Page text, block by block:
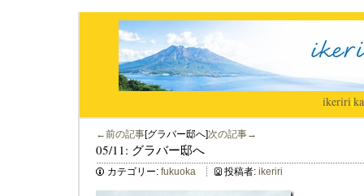
ikeriri|
←前の記事[グラバー邸へ]次の記事→
05/11: グラバー邸へ
カテゴリー: fukuoka 投稿者: ikeriri